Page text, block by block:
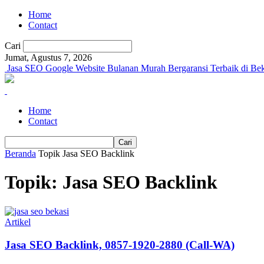
Home
Contact
Cari
Jumat, Agustus 7, 2026
Jasa SEO Google Website Bulanan Murah Bergaransi Terbaik di
Home
Contact
Beranda Topik Jasa SEO Backlink
Topik: Jasa SEO Backlink
Artikel
Jasa SEO Backlink, 0857-1920-2880 (Call-WA)